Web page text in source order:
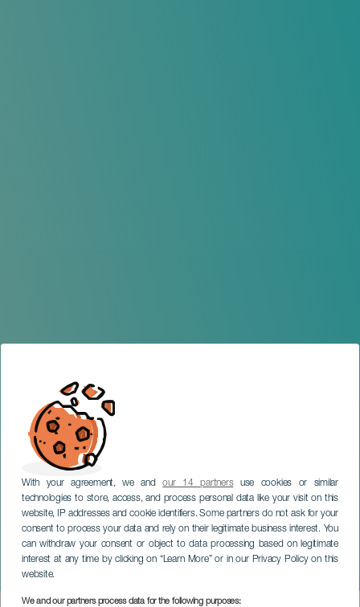
With your agreement, we andour 14 partnersuse cookies or similar
technologies to store, access, and process personal data like your visit on this
website, IP addresses and cookie identifiers. Some partners do not ask for your
consent to process your data and rely on their legitimate business interest. You
can withdraw your consent or object to data processing based on legitimate
interest at any time by clicking on “Learn More” or in our Privacy Policy on this
website.
We and our partners process data for the following purposes:
Zakázané podpatky
GRAN CANARIA